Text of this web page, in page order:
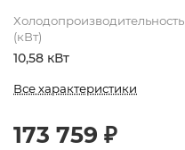
Холодопроизводительность
(кВт)
10,58 кВт
Все характеристики
173 759 ₽